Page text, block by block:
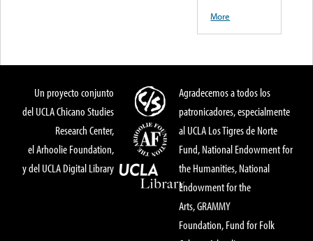
More
Un proyecto conjunto
del UCLA Chicano Studies
Research Center,
el Arhoolie Foundation,
y del UCLA Digital Library
Agradecemos a todos los
patronicadores, especialmente
al UCLA Los Tigres de Norte
Fund, National Endowment for
the Humanities, National
Endowment for the
Arts, GRAMMY
Foundation, Fund for Folk